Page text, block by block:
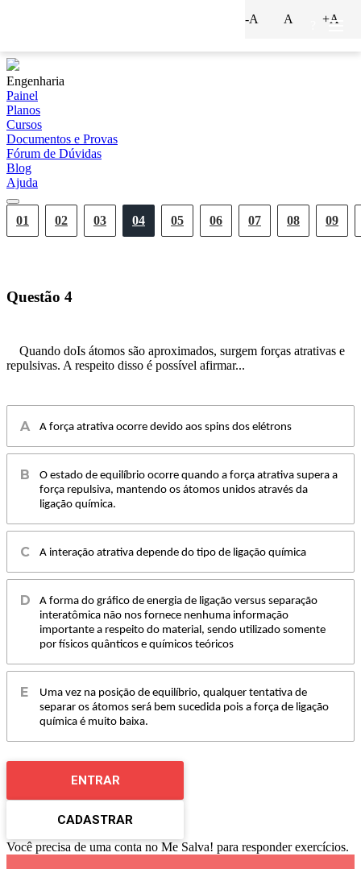
Engenharia
Painel
Planos
Cursos
Documentos e Provas
Fórum de Dúvidas
Blog
Ajuda
01 02 03 04 05 06 07 08 09
-A A +A
Questão 4
Quando doIs átomos são aproximados, surgem forças atrativas e
repulsivas. A respeito disso é possível afirmar...
A força atrativa ocorre devido aos spins dos elétrons
O estado de equilíbrio ocorre quando a força atrativa supera a
força repulsiva, mantendo os átomos unidos através da
ligação química.
A interação atrativa depende do tipo de ligação química
A forma do gráfico de energia de ligação versus separação
interatômica não nos fornece nenhuma informação
importante a respeito do material, sendo utilizado somente
por físicos quânticos e químicos teóricos
Uma vez na posição de equilíbrio, qualquer tentativa de
separar os átomos será bem sucedida pois a força de ligação
química é muito baixa.
ENTRAR
CADASTRAR
Você precisa de uma conta no Me Salva! para responder exercícios.